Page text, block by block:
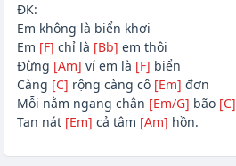
ĐK:
Em không là biển khơi
Em [F] chỉ là [Bb] em thôi
Đừng [Am] ví em là [F] biển
Càng [C] rộng càng cô [Em] đơn
Mỗi nằm ngang chân [Em/G] bão [C]
Tan nát [Em] cả tâm [Am] hồn.